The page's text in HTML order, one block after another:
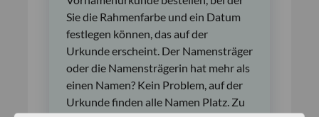
Sie die Rahmenfarbe und ein Datum
festlegen können, das auf der
Urkunde erscheint. Der Namensträger
oder die Namensträgerin hat mehr als
einen Namen? Kein Problem, auf der
Urkunde finden alle Namen Platz. Zu